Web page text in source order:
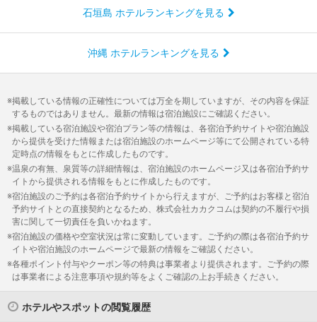
石垣島 ホテルランキングを見る
沖縄 ホテルランキングを見る
掲載している情報の正確性については万全を期していますが、その内容を保証
するものではありません。最新の情報は宿泊施設にご確認ください。
掲載している宿泊施設や宿泊プラン等の情報は、各宿泊予約サイトや宿泊施設
から提供を受けた情報または宿泊施設のホームページ等にて公開されている特
定時点の情報をもとに作成したものです。
温泉の有無、泉質等の詳細情報は、宿泊施設のホームページ又は各宿泊予約サ
イトから提供される情報をもとに作成したものです。
宿泊施設のご予約は各宿泊予約サイトから行えますが、ご予約はお客様と宿泊
予約サイトとの直接契約となるため、株式会社カカクコムは契約の不履行や損
害に関して一切責任を負いかねます。
宿泊施設の価格や空室状況は常に変動しています。ご予約の際は各宿泊予約サ
イトや宿泊施設のホームページで最新の情報をご確認ください。
各種ポイント付与やクーポン等の特典は事業者より提供されます。ご予約の際
は事業者による注意事項や規約等をよくご確認の上お手続きください。
ホテルやスポットの閲覧履歴